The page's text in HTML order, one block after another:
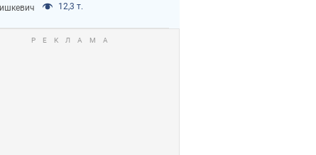
12,3 т.